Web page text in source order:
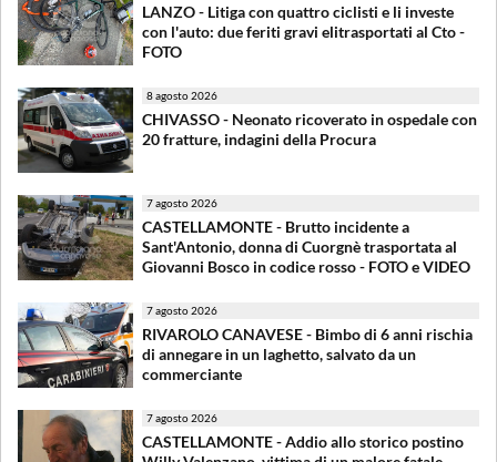
LANZO - Litiga con quattro ciclisti e li investe
con l'auto: due feriti gravi elitrasportati al Cto -
FOTO
8 agosto 2026
CHIVASSO - Neonato ricoverato in ospedale con
20 fratture, indagini della Procura
7 agosto 2026
CASTELLAMONTE - Brutto incidente a
Sant'Antonio, donna di Cuorgnè trasportata al
Giovanni Bosco in codice rosso - FOTO e VIDEO
7 agosto 2026
RIVAROLO CANAVESE - Bimbo di 6 anni rischia
di annegare in un laghetto, salvato da un
commerciante
7 agosto 2026
CASTELLAMONTE - Addio allo storico postino